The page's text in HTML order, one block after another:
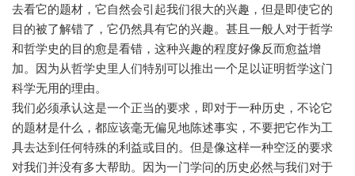
去看它的题材，它自然会引起我们很大的兴趣，但是即使它的
目的被了解错了，它仍然具有它的兴趣。甚且一般人对于哲学
和哲学史的目的愈是看错，这种兴趣的程度好像反而愈益增
加。因为从哲学史里人们特别可以推出一个足以证明哲学这门
科学无用的理由。
我们必须承认这是一个正当的要求，即对于一种历史，不论它
的题材是什么，都应该毫无偏见地陈述事实，不要把它作为工
具去达到任何特殊的利益或目的。但是像这样一种空泛的要求
对我们并没有多大帮助。因为一门学问的历史必然与我们对于